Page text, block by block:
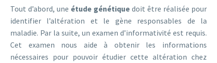
Tout d’abord, une étude génétique doit être réalisée pour
identifier l’altération et le gène responsables de la
maladie. Par la suite, un examen d’informativité est requis.
Cet examen nous aide à obtenir les informations
nécessaires pour pouvoir étudier cette altération chez